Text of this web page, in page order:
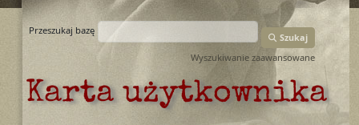
Przeszukaj bazę
Szukaj
Wyszukiwanie zaawansowane
Karta użytkownika